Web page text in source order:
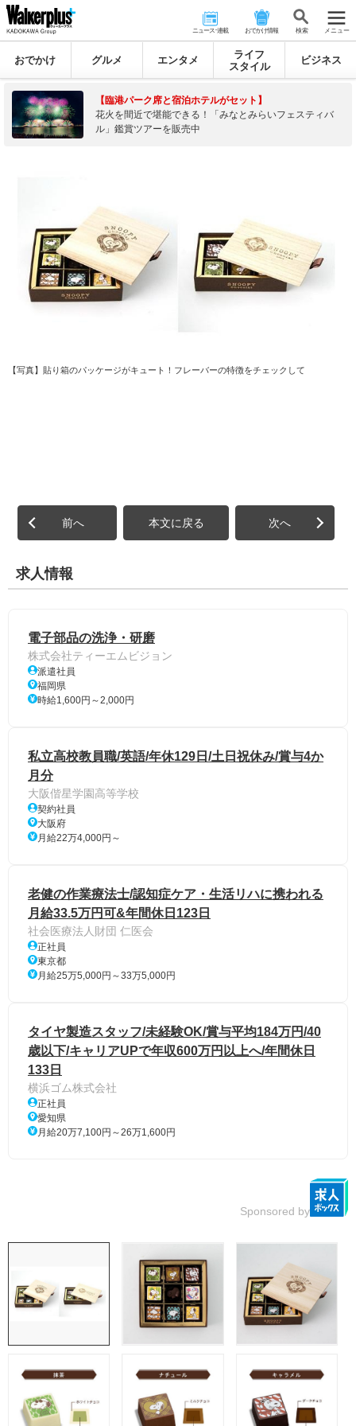
ニュース･連載 おでかけ情報 検 索 メニュー
おでかけ グルメ エンタメ
ライフ
スタイル
ビジネス
【臨港パーク席と宿泊ホテルがセット】
花火を間近で堪能できる！「みなとみらいフェスティバ
ル」鑑賞ツアーを販売中
【写真】貼り箱のパッケージがキュート！フレーバーの特徴をチェックして
前へ 本文に戻る 次へ
求人情報
電子部品の洗浄・研磨
株式会社ティーエムビジョン
派遣社員
福岡県
時給1,600円～2,000円
私立高校教員職/英語/年休129日/土日祝休み/賞与4か
月分
大阪偕星学園高等学校
契約社員
大阪府
月給22万4,000円～
老健の作業療法士/認知症ケア・生活リハに携われる
月給33.5万円可&年間休日123日
社会医療法人財団 仁医会
正社員
東京都
月給25万5,000円～33万5,000円
タイヤ製造スタッフ/未経験OK/賞与平均184万円/40
歳以下/キャリアUPで年収600万円以上へ/年間休日
133日
横浜ゴム株式会社
正社員
愛知県
月給20万7,100円～26万1,600円
Sponsored by